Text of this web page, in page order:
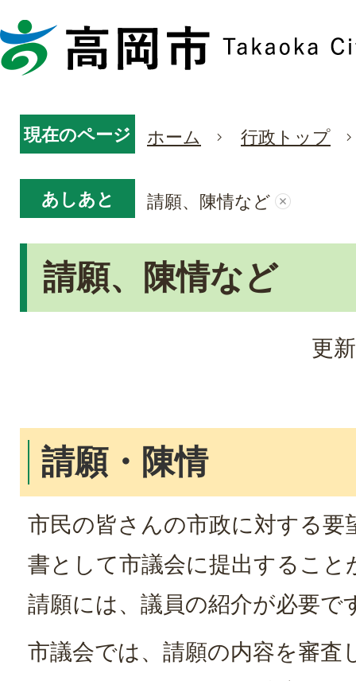
現在のページ ホーム 行政トップ
あしあと 請願、陳情など
請願、陳情など
更
請願・陳情
市民の皆さんの市政に対する要
書として市議会に提出するこ
請願には、議員の紹介が必要で
市議会では、請願の内容を審査